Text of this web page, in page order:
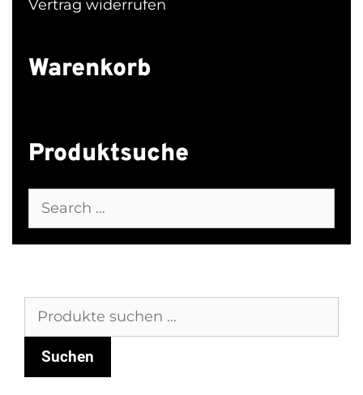
Vertrag widerrufen
Warenkorb
Produktsuche
for:
nach:
Suchen